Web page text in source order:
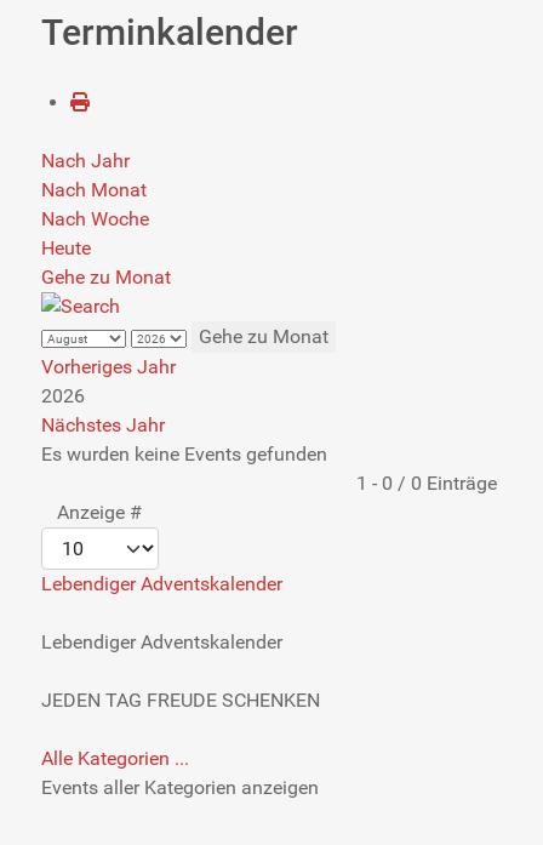
Terminkalender
Nach Jahr
Nach Monat
Nach Woche
Heute
Gehe zu Monat
Gehe zu Monat
Vorheriges Jahr
2026
Nächstes Jahr
Es wurden keine Events gefunden
1 - 0 / 0 Einträge
Anzeige #
Lebendiger Adventskalender
Lebendiger Adventskalender
JEDEN TAG FREUDE SCHENKEN
Alle Kategorien ...
Events aller Kategorien anzeigen